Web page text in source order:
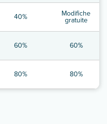
40% Modifiche
gratuite
60% 60%
80% 80%